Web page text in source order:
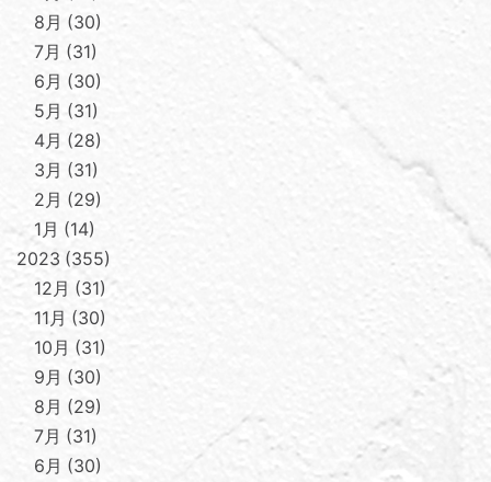
8月
30
7月
31
6月
30
5月
31
4月
28
3月
31
2月
29
1月
14
2023 355
12月
31
11月
30
10月
31
9月
30
8月
29
7月
31
6月
30